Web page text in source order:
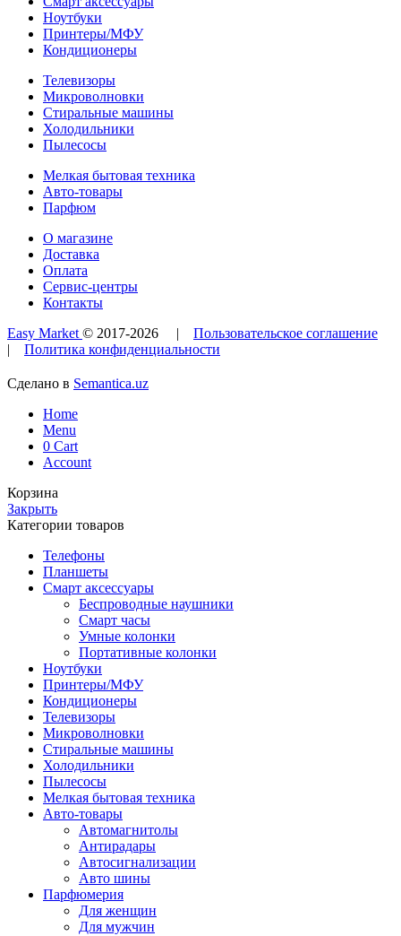
Ноутбуки
Принтеры/МФУ
Кондиционеры
Телевизоры
Микроволновки
Стиральные машины
Холодильники
Пылесосы
Мелкая бытовая техника
Авто-товары
Парфюм
О магазине
Доставка
Оплата
Сервис-центры
Контакты
Easy Market© 2017-2026
Пользовательское соглашение
Политика конфиденциальности
Сделано в Semantica.uz
Home
Menu
0 Cart
Account
Корзина
Закрыть
Категории товаров
Телефоны
Планшеты
Смарт аксессуары
Беспроводные наушники
Смарт часы
Умные колонки
Портативные колонки
Ноутбуки
Принтеры/МФУ
Кондиционеры
Телевизоры
Микроволновки
Стиральные машины
Холодильники
Пылесосы
Мелкая бытовая техника
Авто-товары
Автомагнитолы
Антирадары
Автосигнализации
Авто шины
Парфюмерия
Для женщин
Для мужчин